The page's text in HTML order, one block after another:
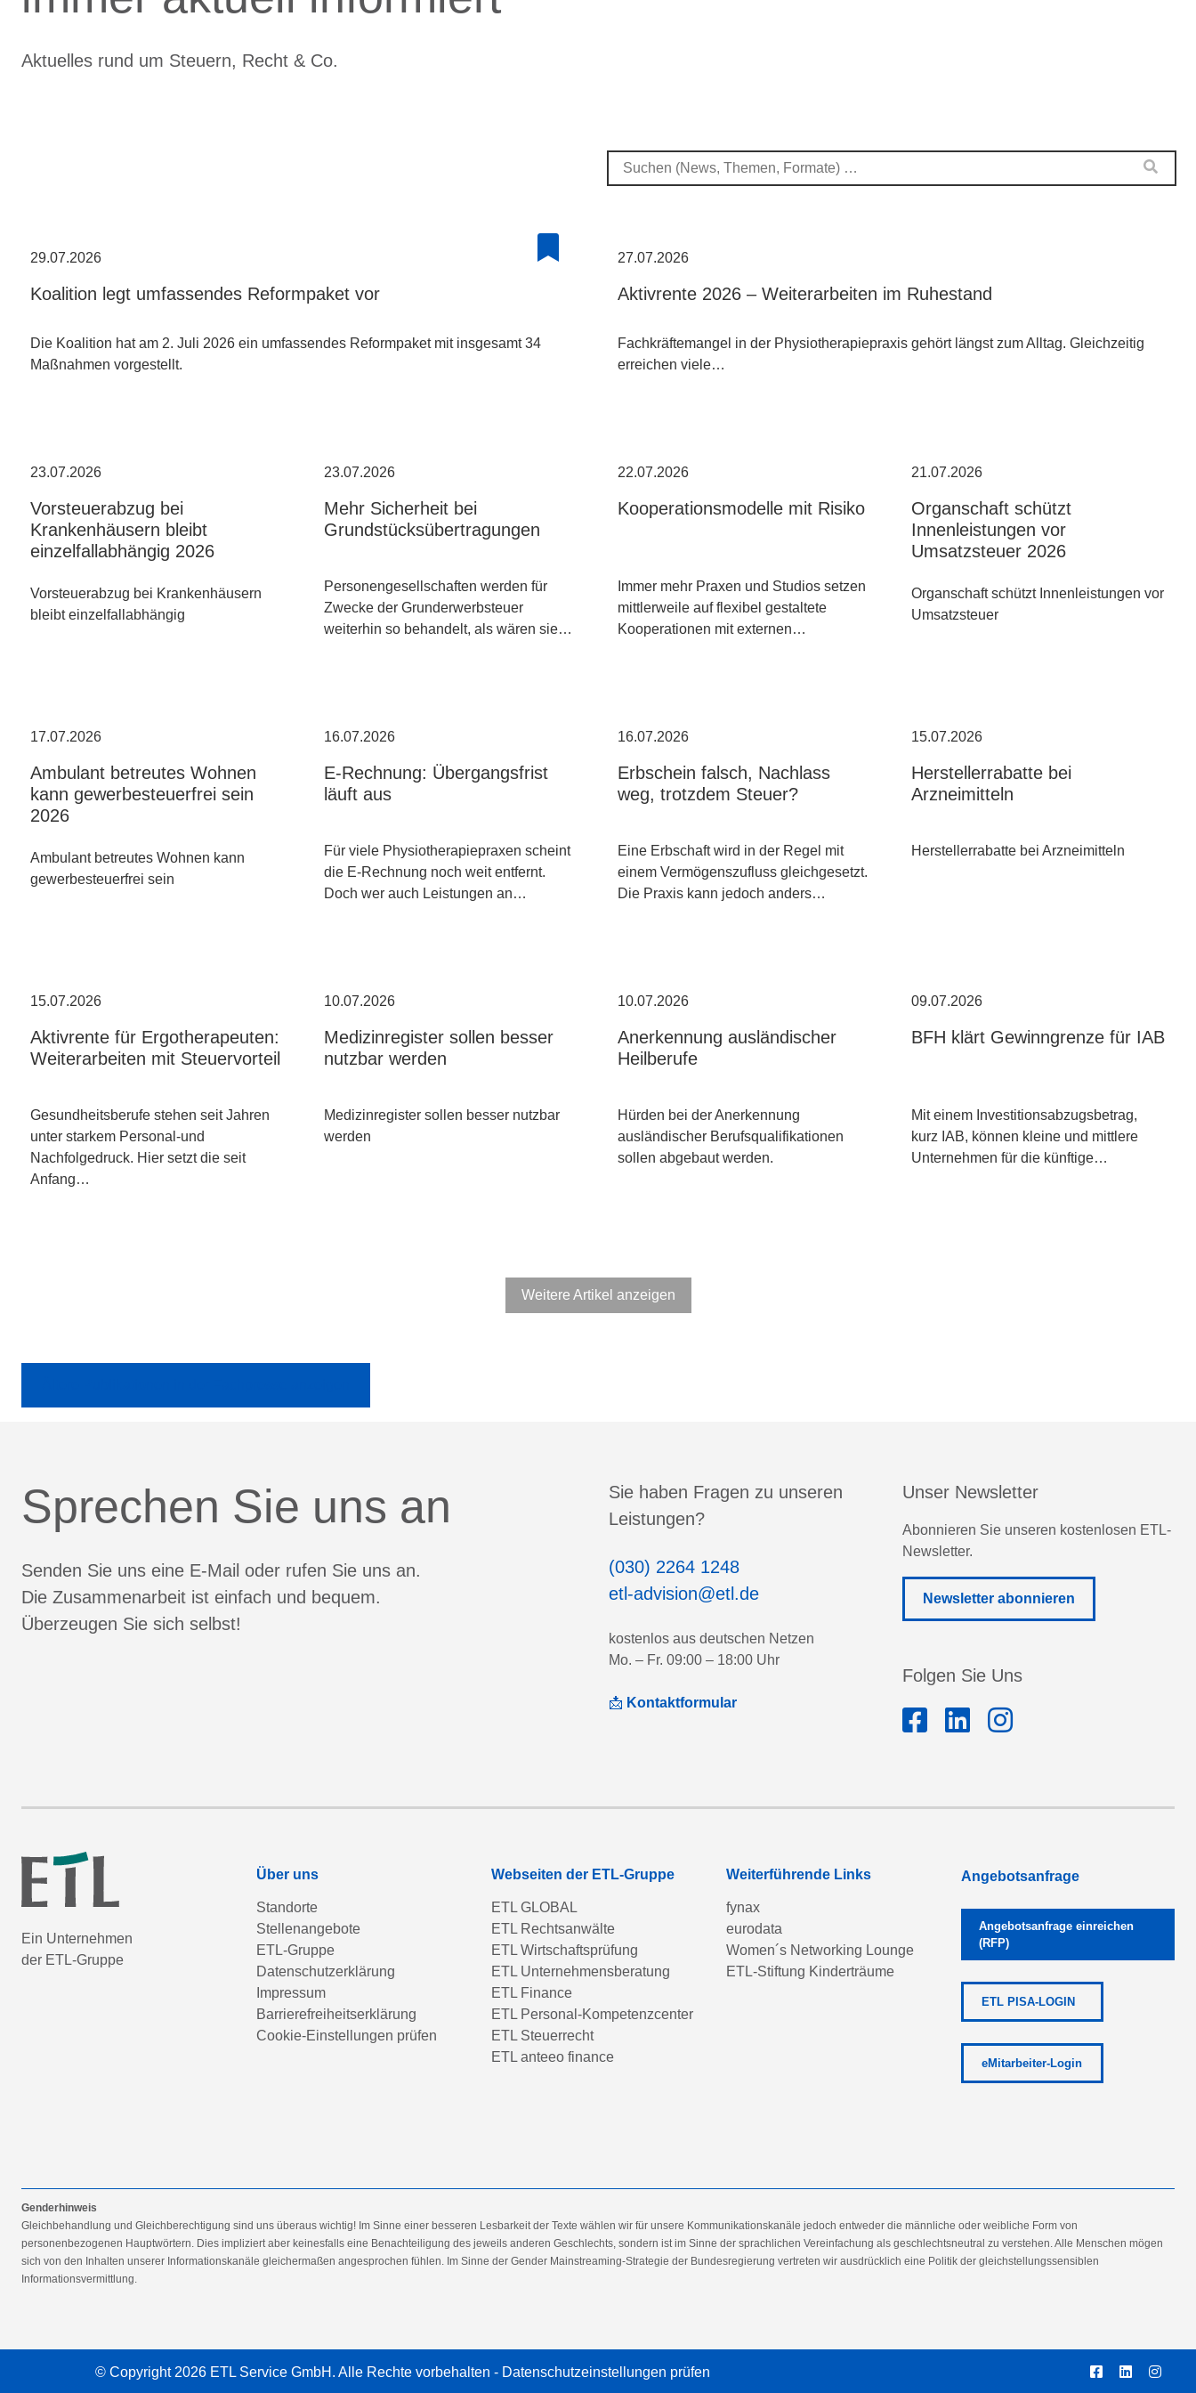
Aktuelles rund um Steuern, Recht & Co.
29.07.2026
Koalition legt umfassendes Reformpaket vor
Die Koalition hat am 2. Juli 2026 ein umfassendes Reformpaket mit insgesamt 34
Maßnahmen vorgestellt.
27.07.2026
Aktivrente 2026 – Weiterarbeiten im Ruhestand
Fachkräftemangel in der Physiotherapiepraxis gehört längst zum Alltag. Gleichzeitig
erreichen viele…
23.07.2026
Vorsteuerabzug bei
Krankenhäusern bleibt
einzelfallabhängig 2026
Vorsteuerabzug bei Krankenhäusern
bleibt einzelfallabhängig
23.07.2026
Mehr Sicherheit bei
Grundstücksübertragungen
Personengesellschaften werden für
Zwecke der Grunderwerbsteuer
weiterhin so behandelt, als wären sie…
22.07.2026
Kooperationsmodelle mit Risiko
Immer mehr Praxen und Studios setzen
mittlerweile auf flexibel gestaltete
Kooperationen mit externen…
21.07.2026
Organschaft schützt
Innenleistungen vor
Umsatzsteuer 2026
Organschaft schützt Innenleistungen vor
Umsatzsteuer
17.07.2026
Ambulant betreutes Wohnen
kann gewerbesteuerfrei sein
2026
Ambulant betreutes Wohnen kann
gewerbesteuerfrei sein
16.07.2026
E-Rechnung: Übergangsfrist
läuft aus
Für viele Physiotherapiepraxen scheint
die E-Rechnung noch weit entfernt.
Doch wer auch Leistungen an…
16.07.2026
Erbschein falsch, Nachlass
weg, trotzdem Steuer?
Eine Erbschaft wird in der Regel mit
einem Vermögenszufluss gleichgesetzt.
Die Praxis kann jedoch anders…
15.07.2026
Herstellerrabatte bei
Arzneimitteln
Herstellerrabatte bei Arzneimitteln
15.07.2026
Aktivrente für Ergotherapeuten:
Weiterarbeiten mit Steuervorteil
Gesundheitsberufe stehen seit Jahren
unter starkem Personal-und
Nachfolgedruck. Hier setzt die seit
Anfang…
10.07.2026
Medizinregister sollen besser
nutzbar werden
Medizinregister sollen besser nutzbar
werden
10.07.2026
Anerkennung ausländischer
Heilberufe
Hürden bei der Anerkennung
ausländischer Berufsqualifikationen
sollen abgebaut werden.
09.07.2026
BFH klärt Gewinngrenze für IAB
Mit einem Investitionsabzugsbetrag,
kurz IAB, können kleine und mittlere
Unternehmen für die künftige…
Weitere Artikel anzeigen
Sprechen Sie uns an
Senden Sie uns eine E-Mail oder rufen Sie uns an.
Die Zusammenarbeit ist einfach und bequem.
Überzeugen Sie sich selbst!
Sie haben Fragen zu unseren
Leistungen?
(030) 2264 1248
etl-advision@etl.de
kostenlos aus deutschen Netzen
Mo. – Fr. 09:00 – 18:00 Uhr
📩 Kontaktformular
Unser Newsletter
Abonnieren Sie unseren kostenlosen ETL-
Newsletter.
Newsletter abonnieren
Folgen Sie Uns
Ein Unternehmen
der ETL-Gruppe
Über uns
Standorte
Stellenangebote
ETL-Gruppe
Datenschutzerklärung
Impressum
Barrierefreiheitserklärung
Cookie-Einstellungen prüfen
Webseiten der ETL-Gruppe
ETL GLOBAL
ETL Rechtsanwälte
ETL Wirtschaftsprüfung
ETL Unternehmensberatung
ETL Finance
ETL Personal-Kompetenzcenter
ETL Steuerrecht
ETL anteeo finance
Weiterführende Links
fynax
eurodata
Women´s Networking Lounge
ETL-Stiftung Kinderträume
Angebotsanfrage
Angebotsanfrage einreichen
(RFP)
ETL PISA-LOGIN
eMitarbeiter-Login
Genderhinweis
Gleichbehandlung und Gleichberechtigung sind uns überaus wichtig! Im Sinne einer besseren Lesbarkeit der Texte wählen wir für unsere Kommunikationskanäle jedoch entweder die männliche oder weibliche Form von
personenbezogenen Hauptwörtern. Dies impliziert aber keinesfalls eine Benachteiligung des jeweils anderen Geschlechts, sondern ist im Sinne der sprachlichen Vereinfachung als geschlechtsneutral zu verstehen. Alle Menschen mögen
sich von den Inhalten unserer Informationskanäle gleichermaßen angesprochen fühlen. Im Sinne der Gender Mainstreaming-Strategie der Bundesregierung vertreten wir ausdrücklich eine Politik der gleichstellungssensiblen
Informationsvermittlung.
© Copyright 2026 ETL Service GmbH. Alle Rechte vorbehalten - Datenschutzeinstellungen prüfen